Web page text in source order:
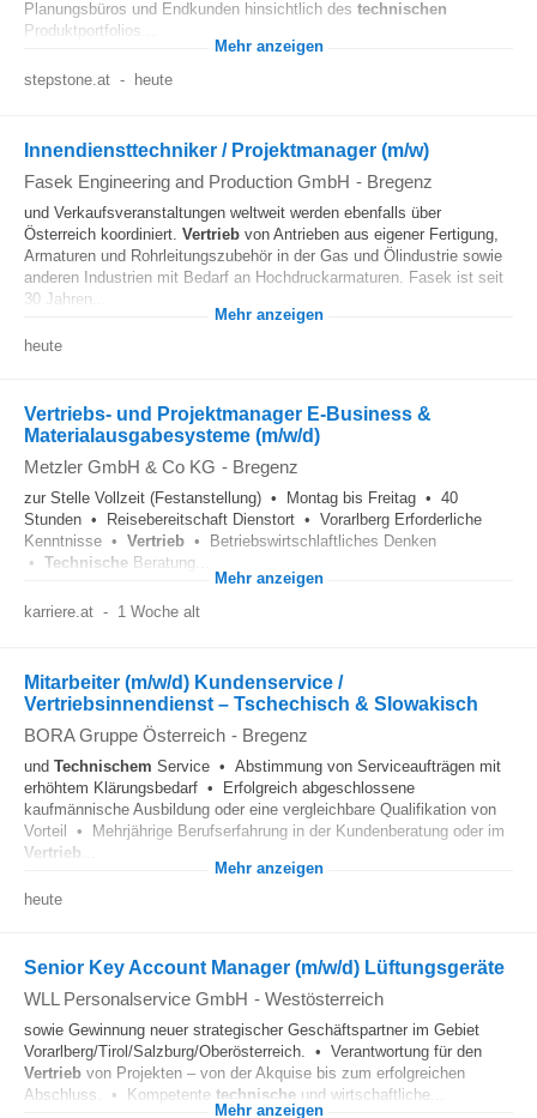
Planungsbüros und Endkunden hinsichtlich des technischen
Produktportfolios...
Mehr anzeigen
stepstone.at - heute
Innendiensttechniker / Projektmanager (m/w)
Fasek Engineering and Production GmbH - Bregenz
und Verkaufsveranstaltungen weltweit werden ebenfalls über
Österreich koordiniert. Vertrieb von Antrieben aus eigener Fertigung,
Armaturen und Rohrleitungszubehör in der Gas und Ölindustrie sowie
anderen Industrien mit Bedarf an Hochdruckarmaturen. Fasek ist seit
30 Jahren...
Mehr anzeigen
heute
Vertriebs- und Projektmanager E-Business &
Materialausgabesysteme (m/w/d)
Metzler GmbH & Co KG - Bregenz
zur Stelle Vollzeit (Festanstellung) • Montag bis Freitag • 40
Stunden • Reisebereitschaft Dienstort • Vorarlberg Erforderliche
Kenntnisse • Vertrieb • Betriebswirtschlaftliches Denken
• Technische Beratung...
Mehr anzeigen
karriere.at - 1 Woche alt
Mitarbeiter (m/w/d) Kundenservice /
Vertriebsinnendienst – Tschechisch & Slowakisch
BORA Gruppe Österreich - Bregenz
und Technischem Service • Abstimmung von Serviceaufträgen mit
erhöhtem Klärungsbedarf • Erfolgreich abgeschlossene
kaufmännische Ausbildung oder eine vergleichbare Qualifikation von
Vorteil • Mehrjährige Berufserfahrung in der Kundenberatung oder im
Vertrieb
Mehr anzeigen
heute
Senior Key Account Manager (m/w/d) Lüftungsgeräte
WLL Personalservice GmbH - Westösterreich
sowie Gewinnung neuer strategischer Geschäftspartner im Gebiet
Vorarlberg/Tirol/Salzburg/Oberösterreich. • Verantwortung für den
Vertrieb von Projekten – von der Akquise bis zum erfolgreichen
Abschluss. • Kompetente technische und wirtschaftliche...
Mehr anzeigen